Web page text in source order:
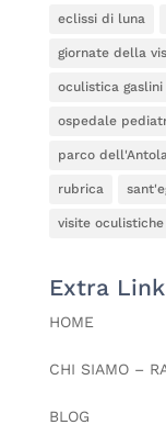
eclissi di luna
giornate della
oculistica gaslini
ospedale
parco dell'Antola
rubrica
visite
Extra Link
HOME
CHI SIAMO –
BLOG